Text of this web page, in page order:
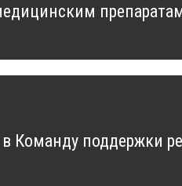
Команду поддержки